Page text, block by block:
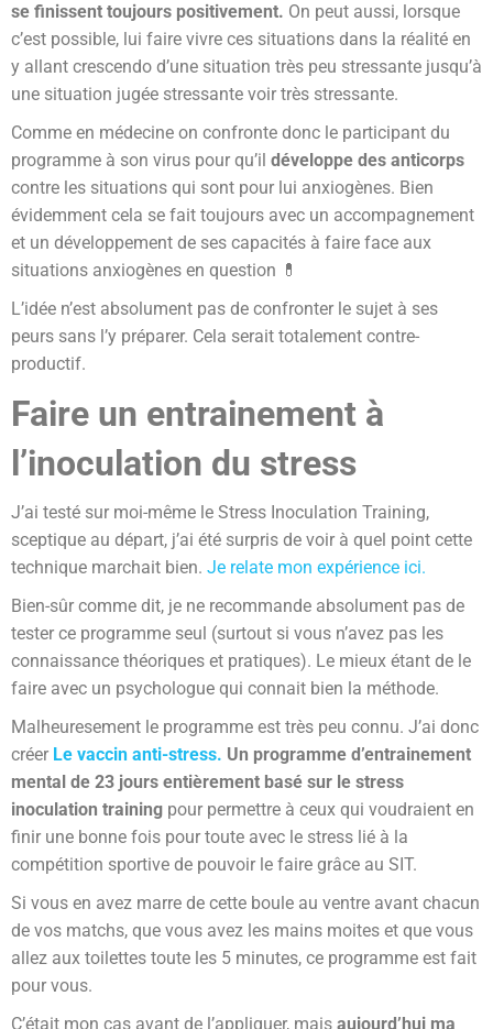
se finissent toujours positivement. On peut aussi, lorsque
c’est possible, lui faire vivre ces situations dans la réalité en
y allant crescendo d’une situation très peu stressante jusqu’à
une situation jugée stressante voir très stressante.
Comme en médecine on confronte donc le participant du
programme à son virus pour qu’il développe des anticorps
contre les situations qui sont pour lui anxiogènes. Bien
évidemment cela se fait toujours avec un accompagnement
et un développement de ses capacités à faire face aux
situations anxiogènes en question 💊
L’idée n’est absolument pas de confronter le sujet à ses
peurs sans l’y préparer. Cela serait totalement contre-
productif.
Faire un entrainement à
l’inoculation du stress
J’ai testé sur moi-même le Stress Inoculation Training,
sceptique au départ, j’ai été surpris de voir à quel point cette
technique marchait bien. Je relate mon expérience ici.
Bien-sûr comme dit, je ne recommande absolument pas de
tester ce programme seul (surtout si vous n’avez pas les
connaissance théoriques et pratiques). Le mieux étant de le
faire avec un psychologue qui connait bien la méthode.
Malheuresement le programme est très peu connu. J’ai donc
créer Le vaccin anti-stress. Un programme d’entrainement
mental de 23 jours entièrement basé sur le stress
inoculation training pour permettre à ceux qui voudraient en
finir une bonne fois pour toute avec le stress lié à la
compétition sportive de pouvoir le faire grâce au SIT.
Si vous en avez marre de cette boule au ventre avant chacun
de vos matchs, que vous avez les mains moites et que vous
allez aux toilettes toute les 5 minutes, ce programme est fait
pour vous.
C’était mon cas avant de l’appliquer, mais aujourd’hui ma